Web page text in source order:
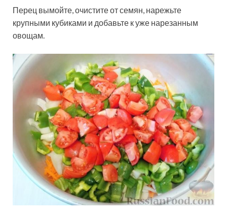
Перец вымойте, очистите от семян, нарежьте
крупными кубиками и добавьте к уже нарезанным
овощам.